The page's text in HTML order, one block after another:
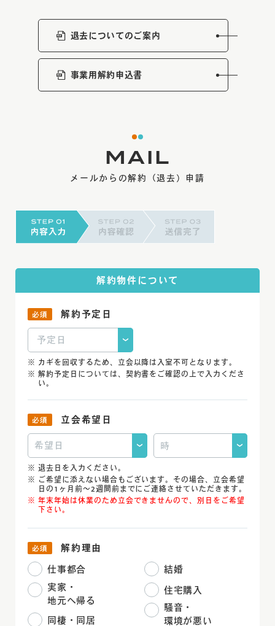
退去についてのご案内
事業用解約申込書
MAIL
メールからの解約（退去）申請
解約物件について
解約予定日
カギを回収するため、立会以降は入室不可となります。
解約予定日については、契約書をご確認の上で入力くださ
い。
立会希望日
退去日を入力ください。
ご希望に添えない場合もございます。その場合、立会希望
日の1ヶ月前〜2週間前までにご連絡させていただきます。
年末年始は休業のため立会できませんので、別日をご希望
下さい。
解約理由
仕事都合
結婚
実家・
地元へ帰る
住宅購入
同棲・同居
騒音・
環境が悪い